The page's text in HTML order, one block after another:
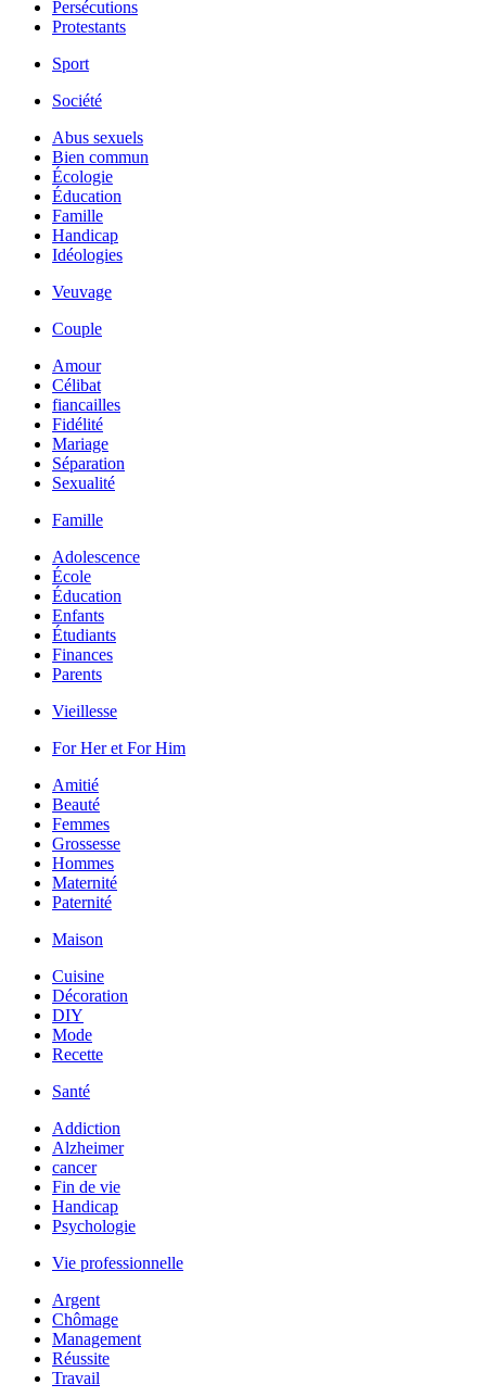
Persécutions
Protestants
Sport
Société
Abus sexuels
Bien commun
Écologie
Éducation
Famille
Handicap
Idéologies
Veuvage
Couple
Amour
Célibat
fiancailles
Fidélité
Mariage
Séparation
Sexualité
Famille
Adolescence
École
Éducation
Enfants
Étudiants
Finances
Parents
Vieillesse
For Her et For Him
Amitié
Beauté
Femmes
Grossesse
Hommes
Maternité
Paternité
Maison
Cuisine
Décoration
DIY
Mode
Recette
Santé
Addiction
Alzheimer
cancer
Fin de vie
Handicap
Psychologie
Vie professionnelle
Argent
Chômage
Management
Réussite
Travail